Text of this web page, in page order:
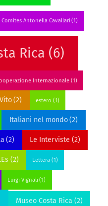
Comites Antonella Cavallari (1)
Rica (6)
Internazionale (1)
(2) estero (1)
Italiani nel mondo (2)
(2) Le Interviste (2)
(2) Lettera (1)
Luigi Vignali (1)
Museo Costa Rica (2)